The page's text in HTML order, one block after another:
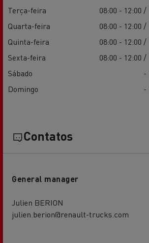
Terça-feira
08:00 - 12:00 /
Quarta-feira
08:00 - 12:00 /
Quinta-feira
08:00 - 12:00 /
Sexta-feira
08:00 - 12:00 /
Sábado
-
Domingo
-
Contatos
General manager
Julien BERION
julien.berion@renault-trucks.com